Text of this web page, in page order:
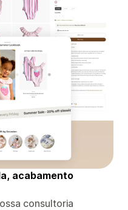
acabamento
consultoria